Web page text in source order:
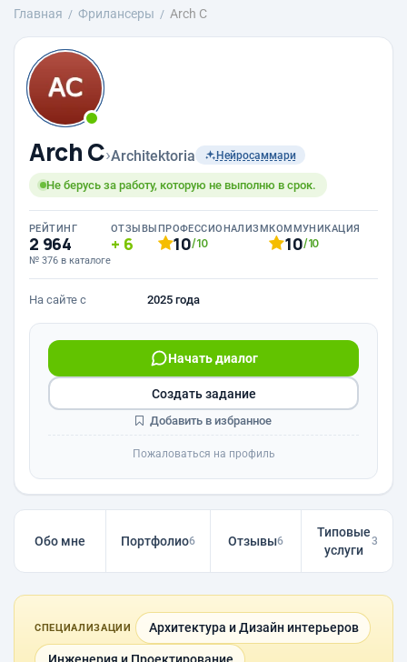
Главная Фрилансеры Arch С
Arch С›Architektoria Нейросаммари
Не берусь за работу, которую не выполню в срок.
РЕЙТИНГ
2 964
№ 376 в каталоге
ОТЗЫВЫ
6
ПРОФЕССИОНАЛИЗМ
10/10
КОММУНИКАЦИЯ
10/10
На сайте с 2025 года
Начать диалог
Создать задание
Добавить в избранное
Пожаловаться на профиль
Обо мне Портфолио6 Отзывы6
Типовые
услуги
3
СПЕЦИАЛИЗАЦИИ Архитектура и Дизайн интерьеров